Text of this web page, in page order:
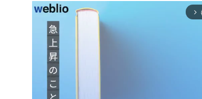
arrow_forward_ios